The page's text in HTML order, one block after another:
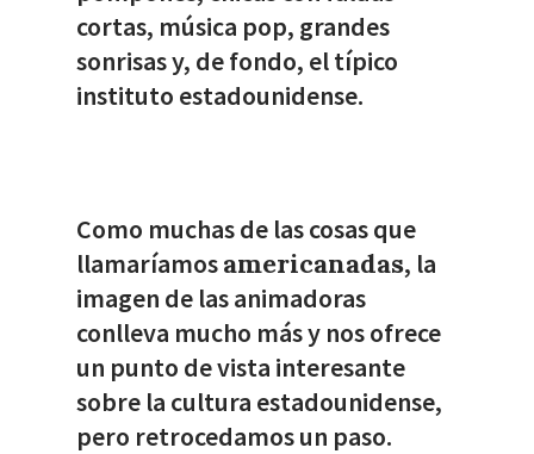
cortas, música pop, grandes
sonrisas y, de fondo, el típico
instituto estadounidense.
Como muchas de las cosas que
llamaríamosamericanadas, la
imagen de las animadoras
conlleva mucho más y nos ofrece
un punto de vista interesante
sobre la cultura estadounidense,
pero retrocedamos un paso.